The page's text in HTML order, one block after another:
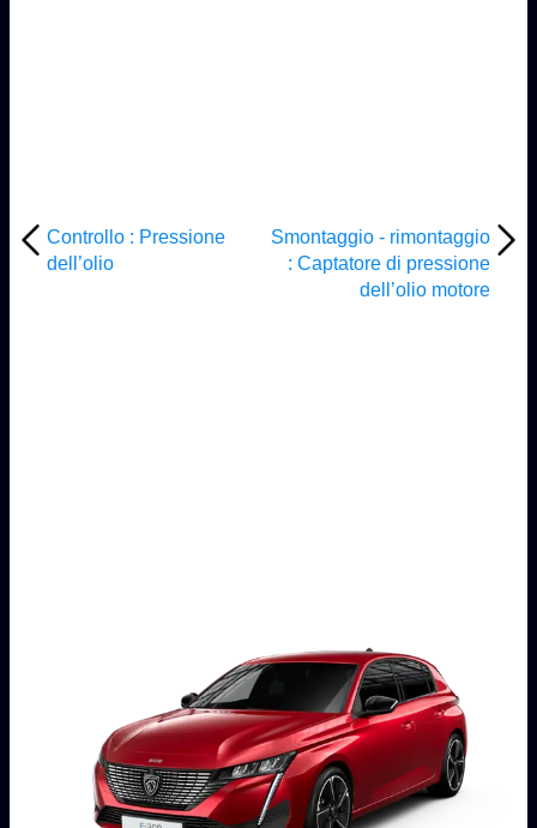
Controllo : Pressione
dell’olio
Smontaggio - rimontaggio
: Captatore di pressione
dell’olio motore